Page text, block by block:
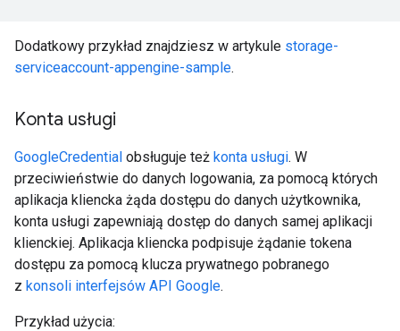
Dodatkowy przykład znajdziesz w artykule storage-
serviceaccount-appengine-sample.
Konta usługi
GoogleCredential obsługuje też konta usługi. W
przeciwieństwie do danych logowania, za pomocą których
aplikacja kliencka żąda dostępu do danych użytkownika,
konta usługi zapewniają dostęp do danych samej aplikacji
klienckiej. Aplikacja kliencka podpisuje żądanie tokena
dostępu za pomocą klucza prywatnego pobranego
z konsoli interfejsów API Google.
Przykład użycia: